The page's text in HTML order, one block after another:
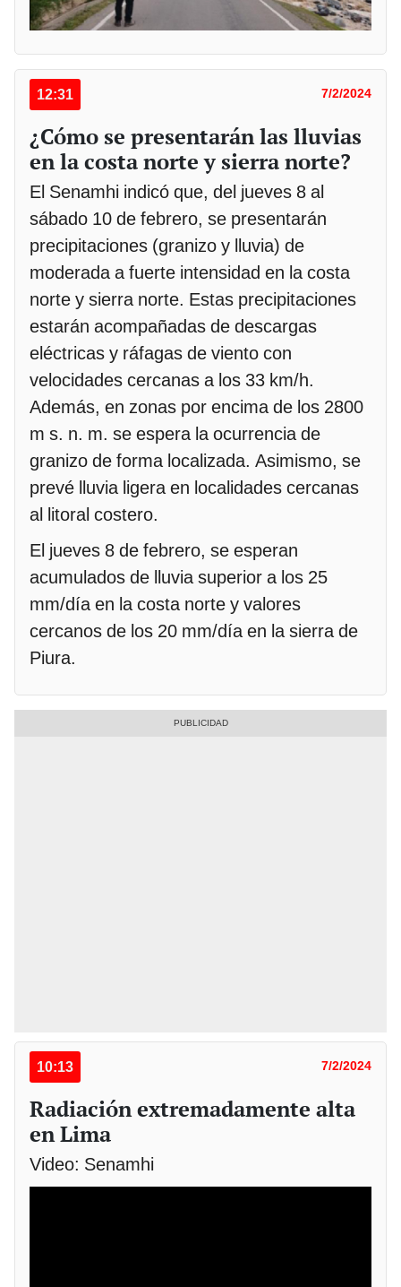
12:31 7/2/2024
¿Cómo se presentarán las lluvias
en la costa norte y sierra norte?
El Senamhi indicó que, del jueves 8 al
sábado 10 de febrero, se presentarán
precipitaciones (granizo y lluvia) de
moderada a fuerte intensidad en la costa
norte y sierra norte. Estas precipitaciones
estarán acompañadas de descargas
eléctricas y ráfagas de viento con
velocidades cercanas a los 33 km/h.
Además, en zonas por encima de los 2800
m s. n. m. se espera la ocurrencia de
granizo de forma localizada. Asimismo, se
prevé lluvia ligera en localidades cercanas
al litoral costero.
El jueves 8 de febrero, se esperan
acumulados de lluvia superior a los 25
mm/día en la costa norte y valores
cercanos de los 20 mm/día en la sierra de
Piura.
10:13 7/2/2024
Radiación extremadamente alta
en Lima
Video: Senamhi